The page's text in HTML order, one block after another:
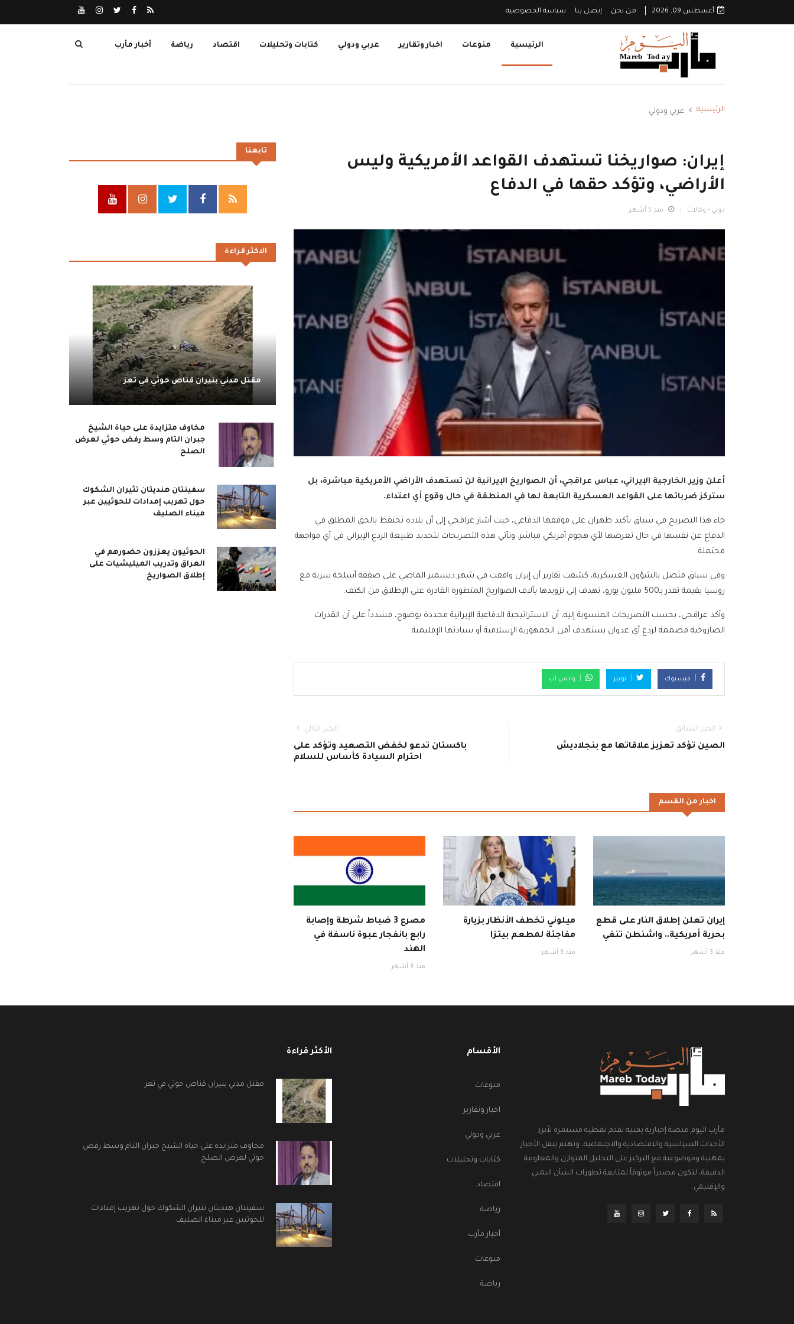
أغسطس 09, 2026 من نحن إتصل بنا سياسة الخصوصية
الرئيسية منوعات اخبار وتقارير عربي ودولي كتابات وتحليلات اقتصاد رياضة أخبار مأرب
الرئيسية عربي ودولي
إيران: صواريخنا تستهدف القواعد الأمريكية وليس
الأراضي، وتؤكد حقها في الدفاع
دولي - وكالات منذ 5 أشهر
أعلن وزير الخارجية الإيراني، عباس عراقجي، أن الصواريخ الإيرانية لن تستهدف الأراضي الأمريكية مباشرة، بل
ستركز ضرباتها على القواعد العسكرية التابعة لها في المنطقة في حال وقوع أي اعتداء.
جاء هذا التصريح في سياق تأكيد طهران على موقفها الدفاعي، حيث أشار عراقجي إلى أن بلاده تحتفظ بالحق المطلق في
الدفاع عن نفسها في حال تعرضها لأي هجوم أمريكي مباشر. وتأتي هذه التصريحات لتحديد طبيعة الردع الإيراني في أي مواجهة
محتملة.
وفي سياق متصل بالشؤون العسكرية، كشفت تقارير أن إيران وافقت في شهر ديسمبر الماضي على صفقة أسلحة سرية مع
روسيا بقيمة تقدر بـ500 مليون يورو، تهدف إلى تزويدها بآلاف الصواريخ المتطورة القادرة على الإطلاق من الكتف.
وأكد عراقجي، بحسب التصريحات المنسوبة إليه، أن الاستراتيجية الدفاعية الإيرانية محددة بوضوح، مشدداً على أن القدرات
الصاروخية مصممة لردع أي عدوان يستهدف أمن الجمهورية الإسلامية أو سيادتها الإقليمية.
فيسبوك تويتر واتس اب
الخبر السابق
الصين تؤكد تعزيز علاقاتها مع بنجلاديش
الخبر التالي
باكستان تدعو لخفض التصعيد وتؤكد على
احترام السيادة كأساس للسلام
اخبار من القسم
إيران تعلن إطلاق النار على قطع
بحرية أمريكية.. واشنطن تنفي
منذ 3 أشهر
ميلوني تخطف الأنظار بزيارة
مفاجئة لمطعم بيتزا
منذ 3 أشهر
مصرع 3 ضباط شرطة وإصابة
رابع بانفجار عبوة ناسفة في
الهند
منذ 3 أشهر
تابعنا
الاكثر قراءة
مقتل مدني بنيران قناص حوثي في تعز
مخاوف متزايدة على حياة الشيخ
جبران التام وسط رفض حوثي لعرض
الصلح
سفينتان هنديتان تثيران الشكوك
حول تهريب إمدادات للحوثيين عبر
ميناء الصليف
الحوثيون يعززون حضورهم في
العراق وتدريب الميليشيات على
إطلاق الصواريخ
مأرب اليوم منصة إخبارية يمنية تقدم تغطية مستمرة لأبرز
الأحداث السياسية والاقتصادية والاجتماعية، وتهتم بنقل الأخبار
بمهنية وموضوعية مع التركيز على التحليل المتوازن والمعلومة
الدقيقة، لتكون مصدراً موثوقاً لمتابعة تطورات الشأن اليمني
والإقليمي.
الأقسام
منوعات
اخبار وتقارير
عربي ودولي
كتابات وتحليلات
اقتصاد
رياضة
أخبار مأرب
منوعات
رياضة
الأكثر قراءة
مقتل مدني بنيران قناص حوثي في تعز
مخاوف متزايدة على حياة الشيخ جبران التام وسط رفض
حوثي لعرض الصلح
سفينتان هنديتان تثيران الشكوك حول تهريب إمدادات
للحوثيين عبر ميناء الصليف